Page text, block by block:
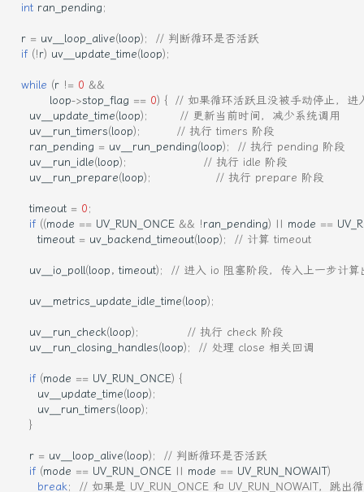
int ran_pending;
r = uv__loop_alive(loop);
// 判断循环是否活跃
if (!r) uv__update_time(loop);
while (r != 0 &&
loop->stop_flag == 0) {
// 如果循环活跃且没被手动停止，进
uv__update_time(loop);
// 更新当前时间，减少系统调用
uv__run_timers(loop);
// 执行 timers 阶段
ran_pending = uv__run_pending(loop);
// 执行 pending 阶段
uv__run_idle(loop);
// 执行 idle 阶段
uv__run_prepare(loop); // 执行 prepare 阶段
timeout = 0;
if ((mode == UV_RUN_ONCE && !ran_pending) || mode ==
timeout = uv_backend_timeout(loop); // 计算 timeout
uv__io_poll(loop, timeout); // 进入 io 阻塞阶段，传入上一步计算
uv__metrics_update_idle_time(loop);
uv__run_check(loop);
// 执行 check 阶段
uv__run_closing_handles(loop); // 处理 close 相关回调
if (mode == UV_RUN_ONCE) {
uv__update_time(loop);
uv__run_timers(loop);
}
r = uv__loop_alive(loop);
// 判断循环是否活跃
if (mode == UV_RUN_ONCE || mode == UV_RUN_NOWAIT)
break; // 如果是 UV_RUN_ONCE 和 UV_RUN_NOWAIT，跳出